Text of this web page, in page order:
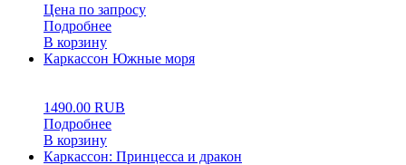
Цена по запросу
Подробнее
В корзину
Каркассон Южные моря
1490.00 RUB
Подробнее
В корзину
Каркассон: Принцесса и дракон